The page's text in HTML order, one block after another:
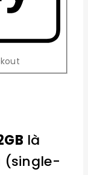
là
(single-